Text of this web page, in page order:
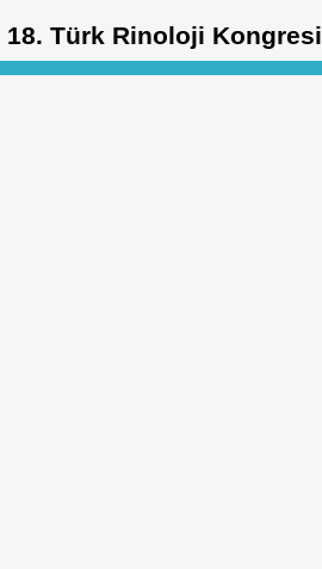
18. Türk Rinoloji Kongresi